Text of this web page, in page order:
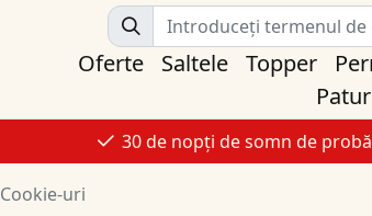
Oferte Saltele Topper
30 de nopți de somn de probă
Cookie-uri